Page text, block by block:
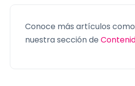
Conoce más artículos
nuestra sección de